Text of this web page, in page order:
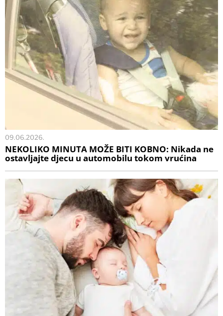
09.06.2026.
NEKOLIKO MINUTA MOŽE BITI KOBNO: Nikada ne
ostavljajte djecu u automobilu tokom vrućina